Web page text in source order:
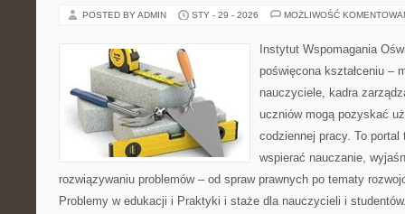
POSTED BY ADMIN STY - 29 - 2026 MOŻLIWOŚĆ
Instytut Wspomagania
poświęcona kształceniu –
nauczyciele, kadra
uczniów mogą pozyskać
codziennej pracy. To
wspierać nauczanie,
rozwiązywaniu problemów – od spraw prawnych po tematy
Problemy w edukacji i Praktyki i staże dla nauczycieli i